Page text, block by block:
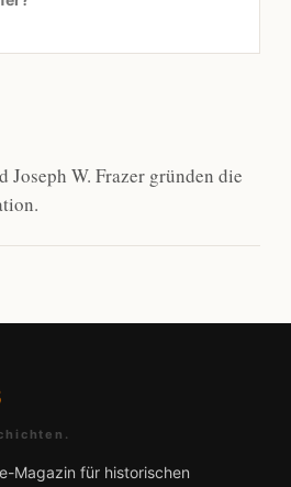
Joseph W. Frazer gründen die
Magazin für historischen